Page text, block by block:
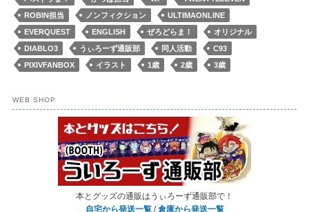
ROBIN担当
ノンフィクション
ULTIMAONLINE
EVERQUEST
ENGLISH ぜろどらま！
オリジナル
DIABLO3
うぃろーず通販部 同人活動
C93
PIXIVFANBOX
イラスト 1歳 2歳 3歳
WEB SHOP
本とグッズの通販はうぃろーず通販部で！
自宅から発送一覧/倉庫から発送一覧